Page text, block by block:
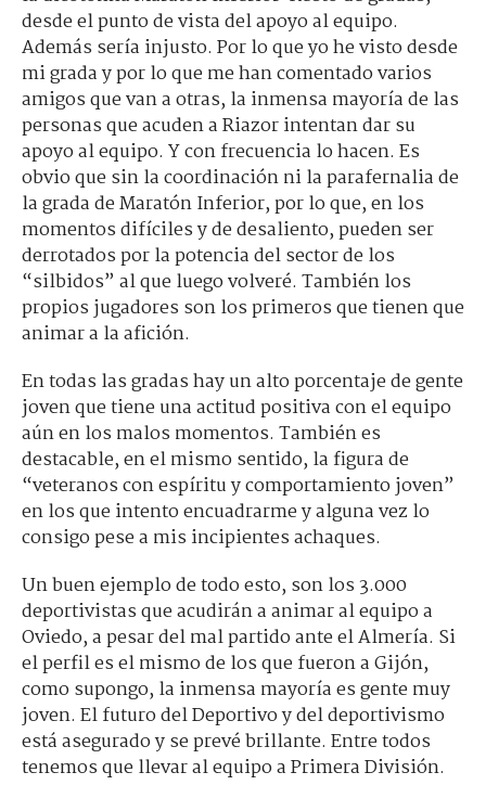
desde el punto de vista del apoyo al equipo.
Además sería injusto. Por lo que yo he visto desde
mi grada y por lo que me han comentado varios
amigos que van a otras, la inmensa mayoría de las
personas que acuden a Riazor intentan dar su
apoyo al equipo. Y con frecuencia lo hacen. Es
obvio que sin la coordinación ni la parafernalia de
la grada de Maratón Inferior, por lo que, en los
momentos difíciles y de desaliento, pueden ser
derrotados por la potencia del sector de los
“silbidos” al que luego volveré. También los
propios jugadores son los primeros que tienen que
animar a la afición.
En todas las gradas hay un alto porcentaje de gente
joven que tiene una actitud positiva con el equipo
aún en los malos momentos. También es
destacable, en el mismo sentido, la figura de
“veteranos con espíritu y comportamiento joven”
en los que intento encuadrarme y alguna vez lo
consigo pese a mis incipientes achaques.
Un buen ejemplo de todo esto, son los 3.000
deportivistas que acudirán a animar al equipo a
Oviedo, a pesar del mal partido ante el Almería. Si
el perfil es el mismo de los que fueron a Gijón,
como supongo, la inmensa mayoría es gente muy
joven. El futuro del Deportivo y del deportivismo
está asegurado y se prevé brillante. Entre todos
tenemos que llevar al equipo a Primera División.